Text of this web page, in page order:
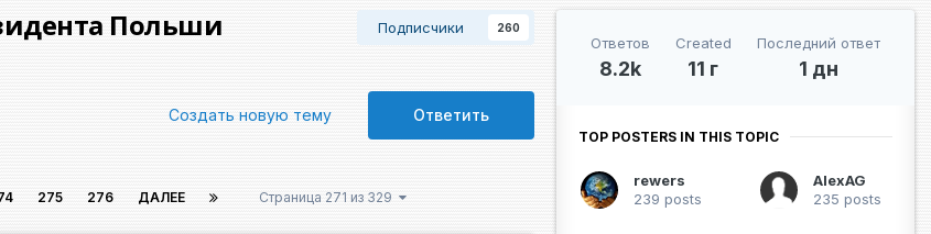
Подписчики 260
Польши
Ответить
Создать новую тему
275 276 ДАЛЕЕ Страница 271 из 329
Ответов
8.2k
Created
11 г
Последний ответ
1 дн
TOP POSTERS IN THIS TOPIC
rewers
239 posts
AlexAG
235 posts